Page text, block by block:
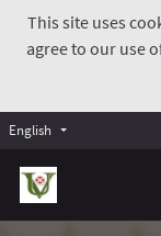
This site uses
agree to our use
English